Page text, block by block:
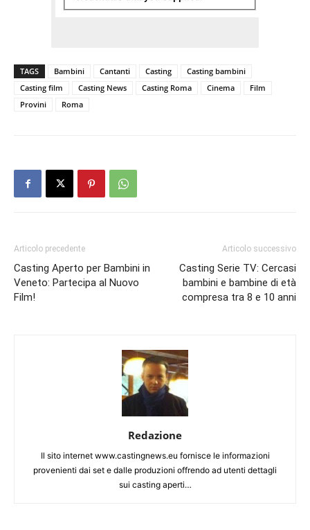
TAGS Bambini Cantanti Casting
Casting bambini
Casting film
Casting News Casting Roma Cinema
Film
Provini
Roma
Articolo precedente
Casting Aperto per Bambini in
Veneto: Partecipa al Nuovo
Film!
Articolo successivo
Casting Serie TV: Cercasi
bambini e bambine di età
compresa tra 8 e 10 anni
Redazione
Il sito internet www.castingnews.eu fornisce le informazioni
provenienti dai set e dalle produzioni offrendo ad utenti dettagli
sui casting aperti…